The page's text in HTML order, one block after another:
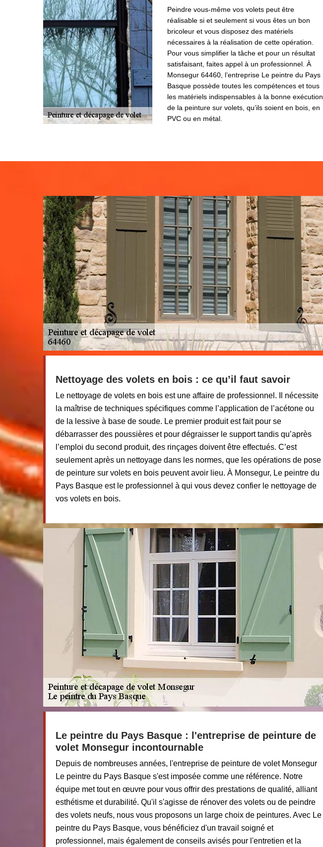
Peindre vous-même vos volets peut être
réalisable si et seulement si vous êtes un bon
bricoleur et vous disposez des matériels
nécessaires à la réalisation de cette opération.
Pour vous simplifier la tâche et pour un résultat
satisfaisant, faites appel à un professionnel. À
Monsegur 64460, l’entreprise Le peintre du Pays
Basque possède toutes les compétences et tous
les matériels indispensables à la bonne exécution
de la peinture sur volets, qu’ils soient en bois, en
PVC ou en métal.
Nettoyage des volets en bois : ce qu’il faut savoir
Le nettoyage de volets en bois est une affaire de professionnel. Il nécessite
la maîtrise de techniques spécifiques comme l’application de l’acétone ou
de la lessive à base de soude. Le premier produit est fait pour se
débarrasser des poussières et pour dégraisser le support tandis qu’après
l’emploi du second produit, des rinçages doivent être effectués. C’est
seulement après un nettoyage dans les normes, que les opérations de pose
de peinture sur volets en bois peuvent avoir lieu. À Monsegur, Le peintre du
Pays Basque est le professionnel à qui vous devez confier le nettoyage de
vos volets en bois.
Le peintre du Pays Basque : l'entreprise de peinture de
volet Monsegur incontournable
Depuis de nombreuses années, l'entreprise de peinture de volet Monsegur
Le peintre du Pays Basque s'est imposée comme une référence. Notre
équipe met tout en œuvre pour vous offrir des prestations de qualité, alliant
esthétisme et durabilité. Qu'il s'agisse de rénover des volets ou de peindre
des volets neufs, nous vous proposons un large choix de peintures. Avec Le
peintre du Pays Basque, vous bénéficiez d'un travail soigné et
professionnel, mais également de conseils avisés pour l'entretien et la